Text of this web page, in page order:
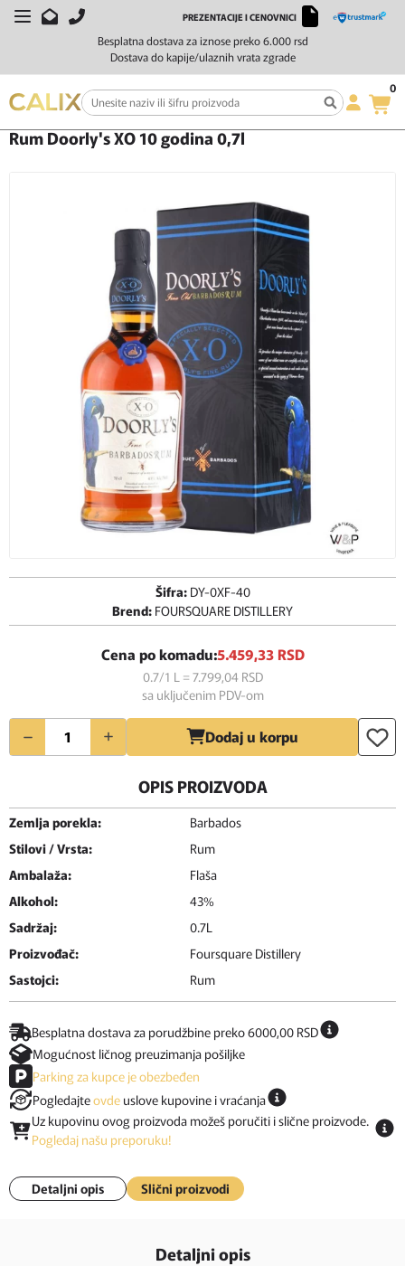
Besplatna dostava za iznose preko 6.000 rsd
Dostava do kapije/ulaznih vrata zgrade
PREZENTACIJE I CENOVNICI
0
Početna Žestoka pića Rum Rum Doorly's XO 10 godina 0,7l
Rum Doorly's XO 10 godina 0,7l
Šifra: DY-0XF-40
Brend: FOURSQUARE DISTILLERY
Cena po komadu:5.459,33 RSD
0.7/1 L = 7.799,04 RSD
sa uključenim PDV-om
Količina Dodaj u korpu
OPIS PROIZVODA
Zemlja porekla:
Barbados
Stilovi / Vrsta:
Rum
Ambalaža:
Flaša
Alkohol:
43%
Sadržaj:
0.7L
Proizvođač:
Foursquare Distillery
Sastojci:
Rum
Besplatna dostava za porudžbine preko 6000,00 RSD
Mogućnost ličnog preuzimanja pošiljke
Parking za kupce je obezbeđen
Pogledajteovde uslove kupovine i vraćanja
Uz kupovinu ovog proizvoda možeš poručiti i slične proizvode.
Pogledaj našu preporuku!
Detaljni opis Slični proizvodi
Detaljni opis